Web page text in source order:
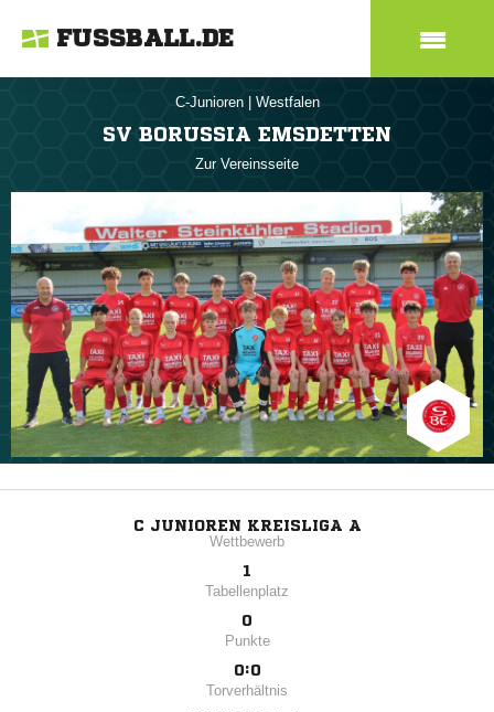
FUSSBALL.DE
C-Junioren Westfalen
SV BORUSSIA EMSDETTEN
Zur Vereinsseite
C JUNIOREN KREISLIGA A
Wettbewerb
1
Tabellenplatz
0
Punkte
0:0
Torverhältnis